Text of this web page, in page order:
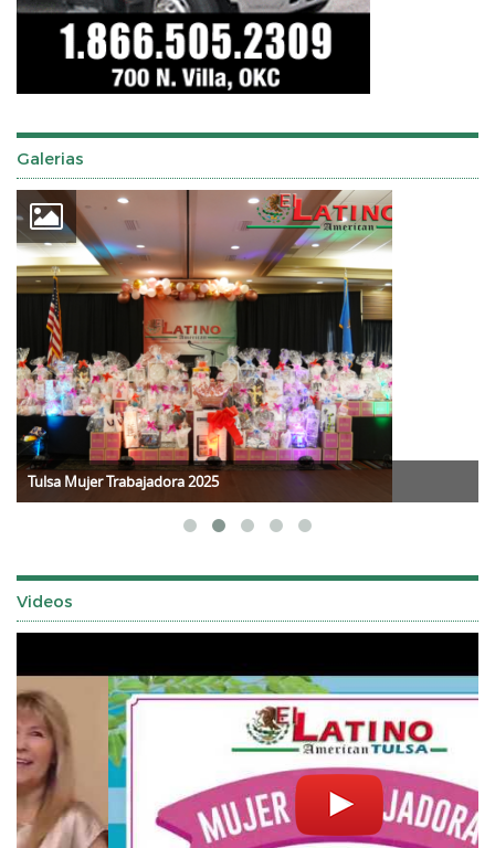
Galerias
Tulsa Mujer Trabajadora 2025
Videos